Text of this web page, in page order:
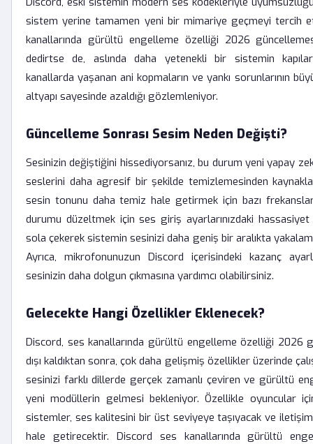
sistem yerine tamamen yeni bir mimariye geçmeyi tercih
kanallarında gürültü engelleme özelliği 2026
dedirtse de, aslında daha yetenekli bir sistemin
kanallarda yaşanan ani kopmaların ve yankı sorunlarının
altyapı sayesinde azaldığı gözlemleniyor.
Güncelleme Sonrası Sesim Neden Değişti?
Sesinizin değiştiğini hissediyorsanız, bu durum yeni yapay
seslerini daha agresif bir şekilde temizlemesinden
sesin tonunu daha temiz hale getirmek için bazı
durumu düzeltmek için ses giriş ayarlarınızdaki
sola çekerek sistemin sesinizi daha geniş bir aralıkta
Ayrıca, mikrofonunuzun Discord içerisindeki kazanç
sesinizin daha dolgun çıkmasına yardımcı olabilirsiniz.
Gelecekte Hangi Özellikler Eklenecek?
Discord, ses kanallarında gürültü engelleme özelliği 2026
dışı kaldıktan sonra, çok daha gelişmiş özellikler üzerinde
sesinizi farklı dillerde gerçek zamanlı çeviren ve gürültü
yeni modüllerin gelmesi bekleniyor. Özellikle oyuncular
sistemler, ses kalitesini bir üst seviyeye taşıyacak ve iletişim
hale getirecektir. Discord ses kanallarında gürültü